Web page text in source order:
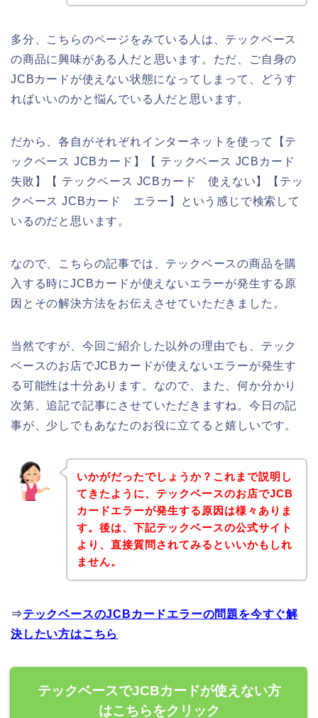
多分、こちらのページをみている人は、テックベース
の商品に興味がある人だと思います。ただ、ご自身の
JCBカードが使えない状態になってしまって、どうす
ればいいのかと悩んでいる人だと思います。
だから、各自がそれぞれインターネットを使って【テ
ックベース JCBカード】【 テックベース JCBカード
失敗】【 テックベース JCBカード 使えない】【テッ
クベース JCBカード エラー】という感じで検索して
いるのだと思います。
なので、こちらの記事では、テックベースの商品を購
入する時にJCBカードが使えないエラーが発生する原
因とその解決方法をお伝えさせていただきました。
当然ですが、今回ご紹介した以外の理由でも、テック
ベースのお店でJCBカードが使えないエラーが発生す
る可能性は十分あります。なので、また、何か分かり
次第、追記で記事にさせていただきますね。今日の記
事が、少しでもあなたのお役に立てると嬉しいです。
いかがだったでしょうか？これまで説明し
てきたように、テックベースのお店でJCB
カードエラーが発生する原因は様々ありま
す。後は、下記テックベースの公式サイト
より、直接質問されてみるといいかもしれ
ません。
⇒テックベースのJCBカードエラーの問題を今すぐ解
決したい方はこちら
テックベースでJCBカードが使えない方
はこちらをクリック